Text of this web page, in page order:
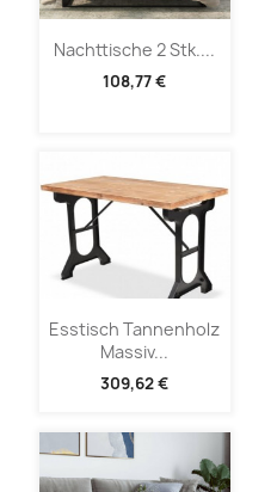
Nachttische 2 Stk....
108,77 €
Esstisch Tannenholz
Massiv...
309,62 €